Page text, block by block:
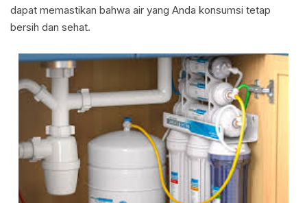
dapat memastikan bahwa air yang Anda konsumsi tetap
bersih dan sehat.